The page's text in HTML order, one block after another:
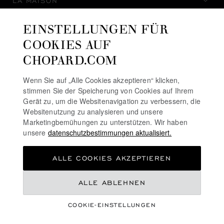
AUF DEM LAUFENDEN BLEIBEN
NEWSLETTER ABONNIEREN
COOKIE-RICHTLINIE
EINSTELLUNGEN FÜR
COOKIES AUF
CHOPARD.COM
Wenn Sie auf „Alle Cookies akzeptieren“ klicken,
stimmen Sie der Speicherung von Cookies auf Ihrem
Gerät zu, um die Websitenavigation zu verbessern, die
Websitenutzung zu analysieren und unsere
Marketingbemühungen zu unterstützen. Wir haben
unsere datenschutzbestimmungen aktualisiert.
COOKIE-EINSTELLUNGEN
ALLE ABLEHNEN
ALLE COOKIES AKZEPTIEREN